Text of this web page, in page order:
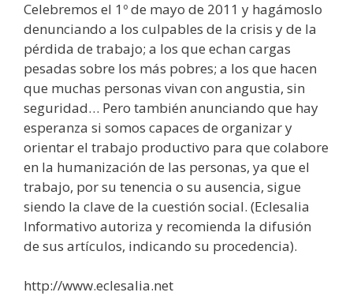
Celebremos el 1º de mayo de 2011 y hagámoslo
denunciando a los culpables de la crisis y de la
pérdida de trabajo; a los que echan cargas
pesadas sobre los más pobres; a los que hacen
que muchas personas vivan con angustia, sin
seguridad… Pero también anunciando que hay
esperanza si somos capaces de organizar y
orientar el trabajo productivo para que colabore
en la humanización de las personas, ya que el
trabajo, por su tenencia o su ausencia, sigue
siendo la clave de la cuestión social. (Eclesalia
Informativo autoriza y recomienda la difusión
de sus artículos, indicando su procedencia).
http://www.eclesalia.net